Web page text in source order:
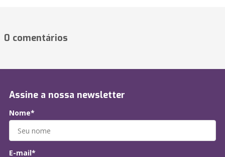
0 comentários
Assine a nossa newsletter
Nome*
E-mail*